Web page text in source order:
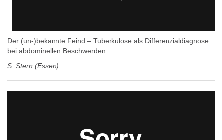
Der (un-)bekannte Feind – Tuberkulose als Differenzialdiagnose
bei abdominellen Beschwerden
S. Stern (Essen)